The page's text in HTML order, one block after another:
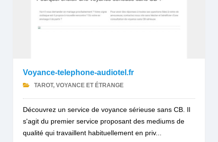
Voyance-telephone-audiotel.fr
TAROT, VOYANCE ET ÉTRANGE
Découvrez un service de voyance sérieuse sans CB. Il
s'agit du premier service proposant des mediums de
qualité qui travaillent habituellement en priv...